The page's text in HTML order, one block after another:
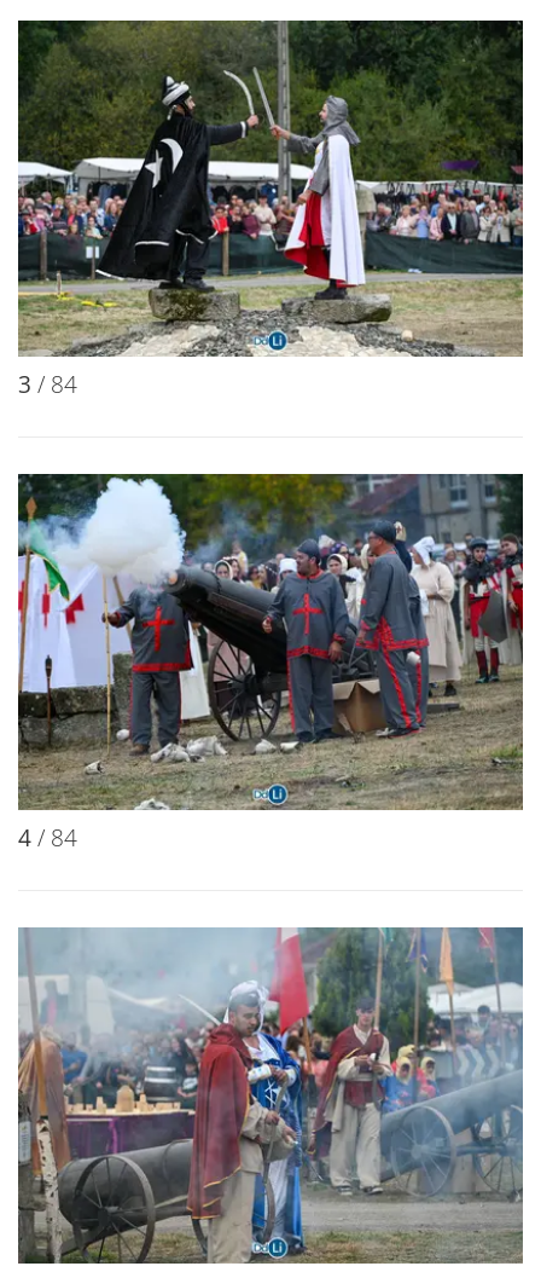
3 / 84
4/ 84